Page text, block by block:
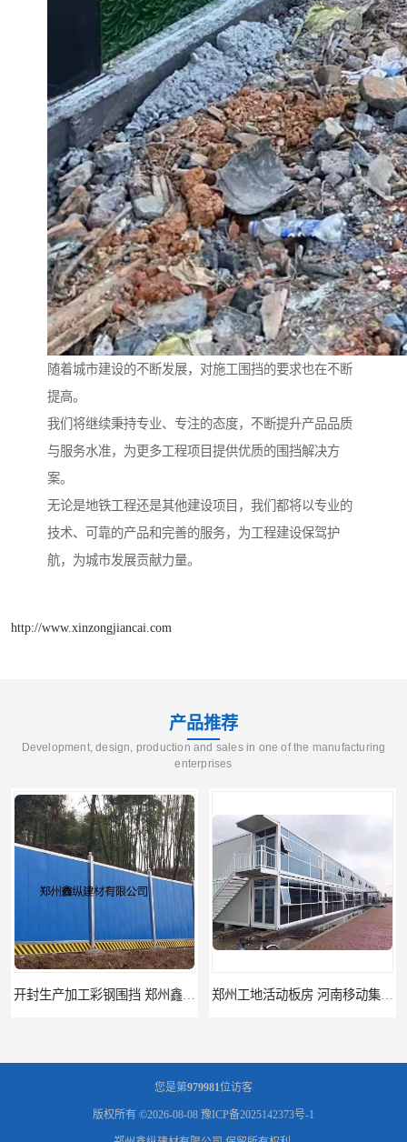
随着城市建设的不断发展，对施工围挡的要求也在不断
提高。
我们将继续秉持专业、专注的态度，不断提升产品品质
与服务水准，为更多工程项目提供优质的围挡解决方
案。
无论是地铁工程还是其他建设项目，我们都将以专业的
技术、可靠的产品和完善的服务，为工程建设保驾护
航，为城市发展贡献力量。
http://www.xinzongjiancai.com
产品推荐
Development, design, production and sales in one of the manufacturing
enterprises
开封生产加工彩钢围挡 郑州鑫纵 质量好 鑫纵建材 郑州工地活动板房 河南移动集装箱房厂家直销
您是第979981位访客
版权所有 ©2026-08-08 豫ICP备2025142373号-1